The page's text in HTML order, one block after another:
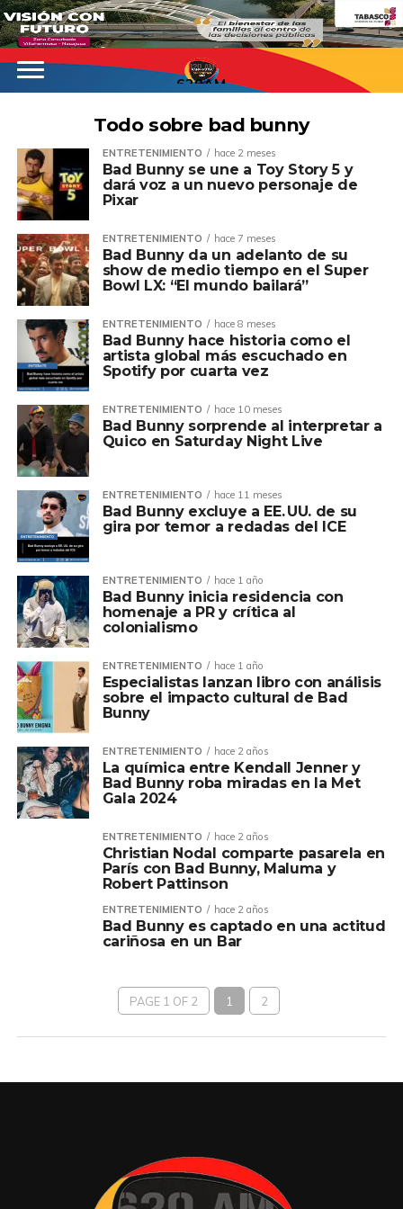
620AM
Todo sobre bad bunny
ENTRETENIMIENTO hace 2 meses
Bad Bunny se une a Toy Story 5 y
dará voz a un nuevo personaje de
Pixar
ENTRETENIMIENTO hace 7 meses
Bad Bunny da un adelanto de su
show de medio tiempo en el Super
Bowl LX: “El mundo bailará”
ENTRETENIMIENTO hace 8 meses
Bad Bunny hace historia como el
artista global más escuchado en
Spotify por cuarta vez
ENTRETENIMIENTO hace 10 meses
Bad Bunny sorprende al interpretar a
Quico en Saturday Night Live
ENTRETENIMIENTO hace 11 meses
Bad Bunny excluye a EE. UU. de su
gira por temor a redadas del ICE
ENTRETENIMIENTO hace 1 año
Bad Bunny inicia residencia con
homenaje a PR y crítica al
colonialismo
ENTRETENIMIENTO hace 1 año
Especialistas lanzan libro con análisis
sobre el impacto cultural de Bad
Bunny
ENTRETENIMIENTO hace 2 años
La química entre Kendall Jenner y
Bad Bunny roba miradas en la Met
Gala 2024
ENTRETENIMIENTO hace 2 años
Christian Nodal comparte pasarela en
París con Bad Bunny, Maluma y
Robert Pattinson
ENTRETENIMIENTO hace 2 años
Bad Bunny es captado en una actitud
cariñosa en un Bar
PAGE 1 OF 2 1 2